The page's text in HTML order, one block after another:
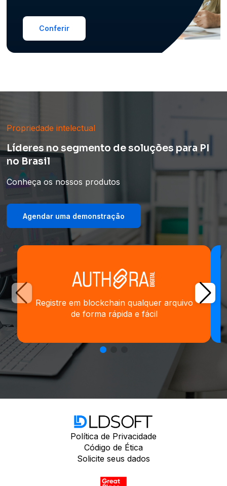
Conferir
Propriedade intelectual
Líderes no segmento de soluções para PI
no Brasil
Conheça os nossos produtos
Agendar uma demonstração
Registre em blockchain qualquer arquivo
de forma rápida e fácil
Política de Privacidade
Código de Ética
Solicite seus dados